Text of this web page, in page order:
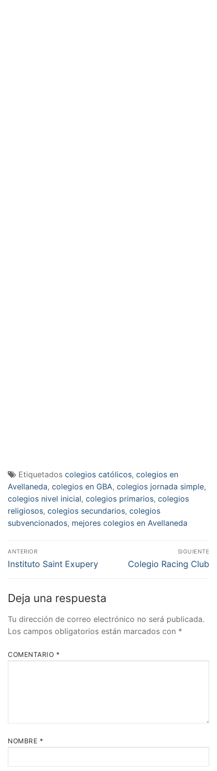
Etiquetados colegios católicos, colegios en
Avellaneda, colegios en GBA, colegios jornada simple,
colegios nivel inicial, colegios primarios, colegios
religiosos, colegios secundarios, colegios
subvencionados, mejores colegios en Avellaneda
Navegación
de
ANTERIOR
Entrada
Instituto Saint Exupery
SIGUIENTE
Entrada
Colegio Racing Club
Deja una respuesta
Tu dirección de correo electrónico no será publicada.
Los campos obligatorios están marcados con *
COMENTARIO *
NOMBRE *